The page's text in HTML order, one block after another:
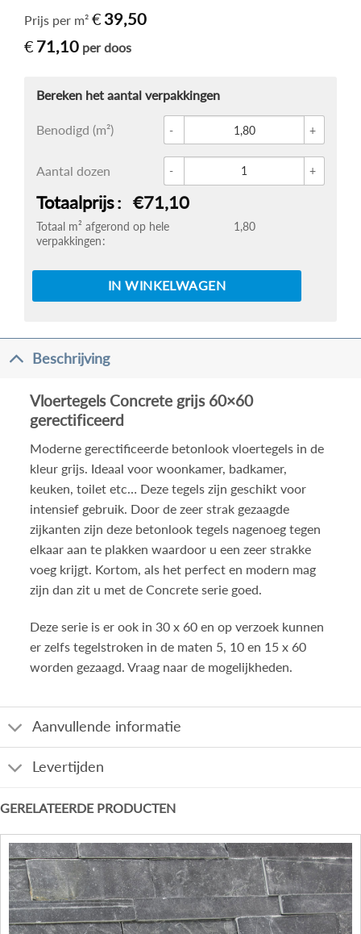
Prijs per m² € 39,50
€ 71,10 per doos
Benodigd (m²)
Aantal dozen
Totaal m² afgerond op hele
verpakkingen
1,80
Totaalprijs €71,10
IN WINKELWAGEN
Beschrijving
Vloertegels Concrete grijs 60×60
gerectificeerd
Moderne gerectificeerde betonlook vloertegels in de
kleur grijs. Ideaal voor woonkamer, badkamer,
keuken, toilet etc… Deze tegels zijn geschikt voor
intensief gebruik. Door de zeer strak gezaagde
zijkanten zijn deze betonlook tegels nagenoeg tegen
elkaar aan te plakken waardoor u een zeer strakke
voeg krijgt. Kortom, als het perfect en modern mag
zijn dan zit u met de Concrete serie goed.
Deze serie is er ook in 30 x 60 en op verzoek kunnen
er zelfs tegelstroken in de maten 5, 10 en 15 x 60
worden gezaagd. Vraag naar de mogelijkheden.
Aanvullende informatie
Levertijden
GERELATEERDE PRODUCTEN